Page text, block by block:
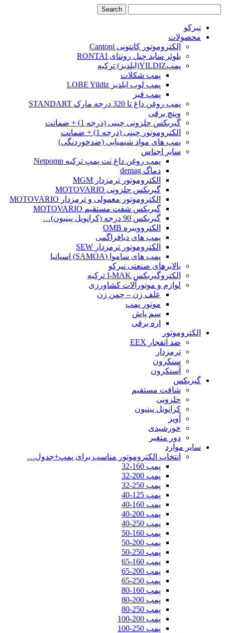
نیرکو
محصولات
الکتروموتور کانتونی Cantoni
بلوئر ساید چنل رونتای RONTAI
پمپYILDIZ(ایلدیز) ترکیه
پمپ شکلات
پمپ لوب ایلدیز LOBE Yildiz
پمپ قیر
پمپ روغن داغ تا 320 درجه مارک STANDART
وینچ برقی
گیربکس حلزونی چینی (درجه 1) + ضمانت
الکتروموتور چینی (درجه 1) + ضمانت
پمپ های مواد شیمیایی (ضدخوردنگی)
سایر اجناس
پمپ روغن داغ نت پمپ ترکیه Netpomp
دماگ demag
الکتروموتور ترمزدار MGM
گیربکس حلزونی MOTOVARIO
الکتروموتور معمولی و ترمزدار MOTOVARIO
گیربکس شفت مستقیم MOTOVARIO
گیربکس 90 درجه (کرانویل پینیون)…
الکتروویبره OMB
پمپ های دیافراگمی
الکتروموتور ترمزدار SEW
پمپ های ساموا (SAMOA) اسپانیا
بالابرهای صنعتی نیرکو
الکتروگیربکس I-MAK ترکیه
لوازم و موتورآلات کشاورزی
علف زن – چمن زن
موتور پمپ
سم پاش
اره برقی
الکتروموتور
ضد انفجار EEX
ترمزدار
سنکرون
آسنکرون
گیربکس
شافت مستقیم
حلزونی
کرانویل پینیون
آویز
خورشیدی
دور متغیر
سایر موارد
انتخاب الکتروموتور مناسب برای پمپ+جدول…
پمپ 160-32
پمپ 200-32
پمپ 250-32
پمپ 125-40
پمپ 160-40
پمپ 200-40
پمپ 250-40
پمپ 160-50
پمپ 200-50
پمپ 250-50
پمپ 160-65
پمپ 200-65
پمپ 250-65
پمپ 160-80
پمپ 200-80
پمپ 250-80
پمپ 200-100
پمپ 250-100